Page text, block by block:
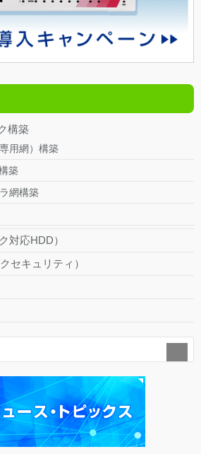
構築
用網）構築
築
網構築
対応HDD）
セキュリティ）